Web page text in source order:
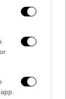
και
λύση για